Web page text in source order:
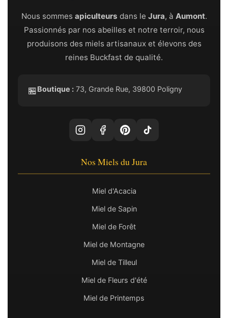
Nous sommes apiculteurs dans le Jura, à Aumont.
Passionnés par nos abeilles et notre terroir, nous
produisons des miels artisanaux et élevons des
reines Buckfast de qualité.
🏪Boutique : 73, Grande Rue, 39800 Poligny
Nos Miels du Jura
Miel d'Acacia
Miel de Sapin
Miel de Forêt
Miel de Montagne
Miel de Tilleul
Miel de Fleurs d'été
Miel de Printemps